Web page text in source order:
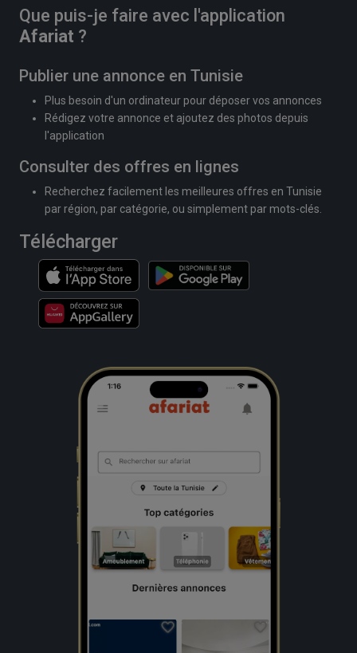
Que puis-je faire avec l'application
Afariat ?
Publier une annonce en Tunisie
Plus besoin d'un ordinateur pour déposer vos annonces
Rédigez votre annonce et ajoutez des photos depuis
l'application
Consulter des offres en lignes
Recherchez facilement les meilleures offres en Tunisie
par région, par catégorie, ou simplement par mots-clés.
Télécharger